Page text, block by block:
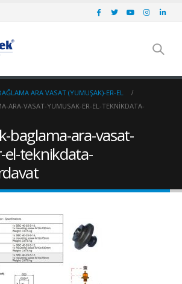
ARA VASAT (YUMUŞAK)-ER-EL
ARA-VASAT-YUMUSAK-ER-EL-TEKNIKDATA-
baglama-ara-vasat-
teknikdata-